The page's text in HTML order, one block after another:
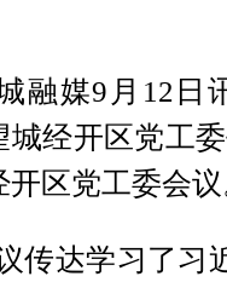
融媒9月12日
城经开区党工
开区党工委会
传达学习了习